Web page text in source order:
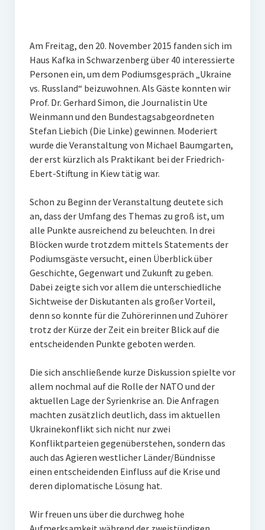
Berichte und Projekte
Gedenkorte im Erzgebirge
Bildungsfahrten
Stains in the Sun
Stolpersteine
Sport
Sonstiges
Impressum
Datenschutz
Insta
Am Freitag, den 20. November 2015 fanden sich im
Haus Kafka in Schwarzenberg über 40 interessierte
Personen ein, um dem Podiumsgespräch „Ukraine
vs. Russland“ beizuwohnen. Als Gäste konnten wir
Prof. Dr. Gerhard Simon, die Journalistin Ute
Weinmann und den Bundestagsabgeordneten
Stefan Liebich (Die Linke) gewinnen. Moderiert
wurde die Veranstaltung von Michael Baumgarten,
der erst kürzlich als Praktikant bei der Friedrich-
Ebert-Stiftung in Kiew tätig war.
Schon zu Beginn der Veranstaltung deutete sich
an, dass der Umfang des Themas zu groß ist, um
alle Punkte ausreichend zu beleuchten. In drei
Blöcken wurde trotzdem mittels Statements der
Podiumsgäste versucht, einen Überblick über
Geschichte, Gegenwart und Zukunft zu geben.
Dabei zeigte sich vor allem die unterschiedliche
Sichtweise der Diskutanten als großer Vorteil,
denn so konnte für die Zuhörerinnen und Zuhörer
trotz der Kürze der Zeit ein breiter Blick auf die
entscheidenden Punkte geboten werden.
Die sich anschließende kurze Diskussion spielte vor
allem nochmal auf die Rolle der NATO und der
aktuellen Lage der Syrienkrise an. Die Anfragen
machten zusätzlich deutlich, dass im aktuellen
Ukrainekonflikt sich nicht nur zwei
Konfliktparteien gegenüberstehen, sondern das
auch das Agieren westlicher Länder/Bündnisse
einen entscheidenden Einfluss auf die Krise und
deren diplomatische Lösung hat.
Wir freuen uns über die durchweg hohe